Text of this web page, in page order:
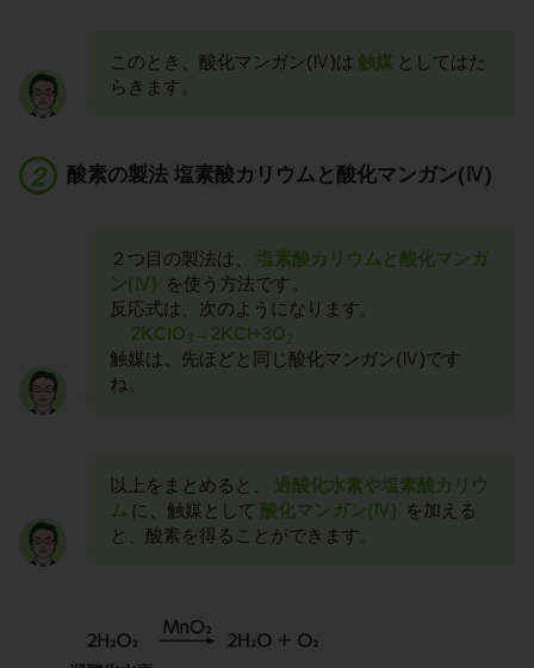
このとき、酸化マンガン(Ⅳ)は 触媒 としてはた
らきます。
酸素の製法 塩素酸カリウムと酸化マンガン(Ⅳ)
２つ目の製法は、
塩素酸カリウムと酸化マンガ
ン(Ⅳ) を使う方法です。
反応式は、次のようになります。
2KClO3 →2KCl+3O2
触媒は、先ほどと同じ酸化マンガン(Ⅳ)です
ね。
以上をまとめると、
過酸化水素や塩素酸カリウ
ム に、触媒として 酸化マンガン(Ⅳ) を加える
と、酸素を得ることができます。